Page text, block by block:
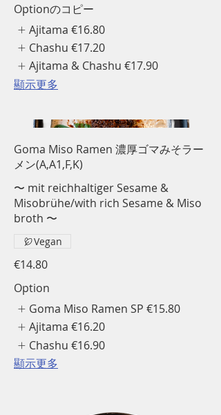
Optionのコピー
Ajitama €16.80
Chashu €17.20
Ajitama & Chashu €17.90
顯示更多
Goma Miso Ramen 濃厚ゴマみそラー
メン(A,A1,F,K)
〜 mit reichhaltiger Sesame &
Misobrühe/with rich Sesame & Miso
broth 〜
€14.80
Vegan
Option
Goma Miso Ramen SP €15.80
Ajitama €16.20
Chashu €16.90
顯示更多